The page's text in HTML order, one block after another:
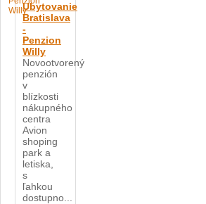
Ubytovanie
Bratislava
-
Penzion
Willy
Novootvorený
penzión
v
blízkosti
nákupného
centra
Avion
shoping
park a
letiska,
s
ľahkou
dostupno...